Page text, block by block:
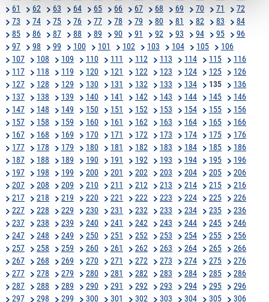
61
62 63 64 65 66 67 68 69 70 71
72
73
74 75 76 77 78 79 80 81 82 83
84
85
86 87 88 89 90 91 92 93 94 95
96
97
98 99 100 101 102 103 104 105
106
107
108 109 110 111 112 113 114 115
116
117
118 119 120 121 122 123 124 125
126
127
128 129 130 131 132 133 134 135
136
137
138 139 140 141 142 143 144 145
146
147
148 149 150 151 152 153 154 155
156
157
158 159 160 161 162 163 164 165
166
167
168 169 170 171 172 173 174 175
176
177
178 179 180 181 182 183 184 185
186
187
188 189 190 191 192 193 194 195
196
197
198 199 200 201 202 203 204 205
206
207
208 209 210 211 212 213 214 215
216
217
218 219 220 221 222 223 224 225
226
227
228 229 230 231 232 233 234 235
236
237
238 239 240 241 242 243 244 245
246
247
248 249 250 251 252 253 254 255
256
257
258 259 260 261 262 263 264 265
266
267
268 269 270 271 272 273 274 275
276
277
278 279 280 281 282 283 284 285
286
287
288 289 290 291 292 293 294 295
296
297
298 299 300 301 302 303 304 305
306